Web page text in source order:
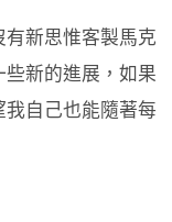
新思惟客製馬克
新的進展，如果
我自己也能隨著每